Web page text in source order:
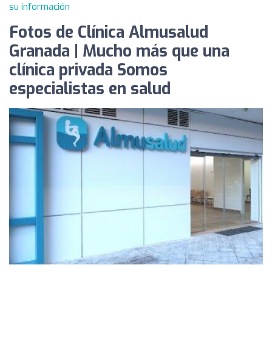
su información
Fotos de Clínica Almusalud
Granada | Mucho más que una
clínica privada Somos
especialistas en salud